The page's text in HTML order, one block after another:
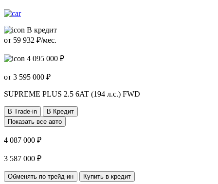
В кредит
от 59 932 ₽/мес.
4 095 000 ₽
от 3 595 000 ₽
SUPREME PLUS 2.5 6AT (194 л.с.) FWD
В Trade-in
В Кредит
Показать все авто
4 087 000 ₽
3 587 000 ₽
Обменять по трейд-ин Купить в кредит